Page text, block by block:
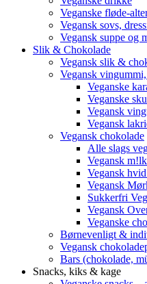
Veganske fløde-
Vegansk sovs,
Vegansk suppe og
Slik & Chokolade
Vegansk slik &
Vegansk
Veganske
Veganske
Vegansk
Vegansk
Vegansk chokolade
Alle slags
Vegansk
Vegansk
Vegansk
Sukkerfri
Vegansk
Veganske
Børnevenligt &
Vegansk
Bars (chokolade,
Snacks, kiks & kage